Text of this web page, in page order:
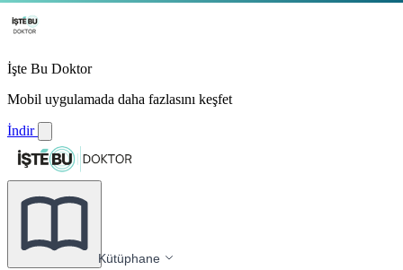
İşte Bu Doktor
Mobil uygulamada daha fazlasını keşfet
İndir
Kütüphane